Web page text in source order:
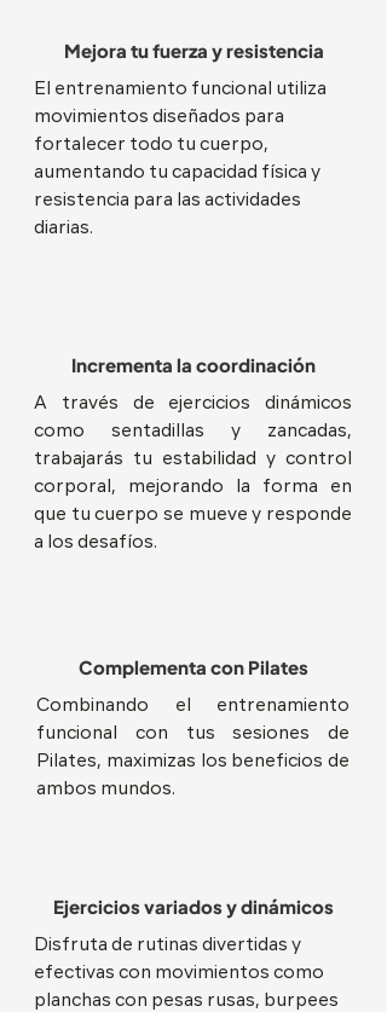
Mejora tu fuerza y resistencia
El entrenamiento funcional utiliza
movimientos diseñados para
fortalecer todo tu cuerpo,
aumentando tu capacidad física y
resistencia para las actividades
diarias.
Incrementa la coordinación
A través de ejercicios dinámicos
como sentadillas y zancadas,
trabajarás tu estabilidad y control
corporal, mejorando la forma en
que tu cuerpo se mueve y responde
a los desafíos.
Complementa con Pilates
Combinando el entrenamiento
funcional con tus sesiones de
Pilates, maximizas los beneficios de
ambos mundos.
Ejercicios variados y dinámicos
Disfruta de rutinas divertidas y
efectivas con movimientos como
planchas con pesas rusas, burpees